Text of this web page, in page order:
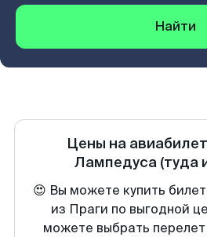
Найти
Цены на
Лампедуса (туда
😍 Вы можете купить
из Праги по выгодной
можете выбрать